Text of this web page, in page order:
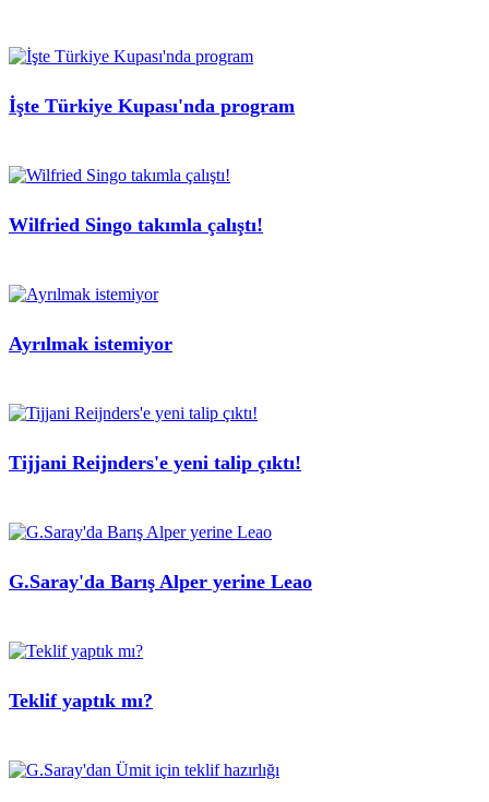
İşte Türkiye Kupası'nda program
Wilfried Singo takımla çalıştı!
Ayrılmak istemiyor
Tijjani Reijnders'e yeni talip çıktı!
G.Saray'da Barış Alper yerine Leao
Teklif yaptık mı?